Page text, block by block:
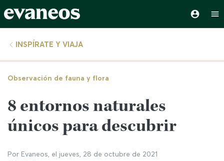
INSPÍRATE Y VIAJA
Observación de fauna y flora
8 entornos naturales
únicos para descubrir
Por Evaneos, el jueves, 28 de octubre de 2021